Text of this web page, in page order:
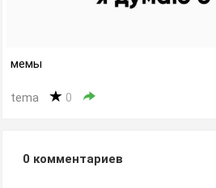
мемы
tema 0
0 комментариев